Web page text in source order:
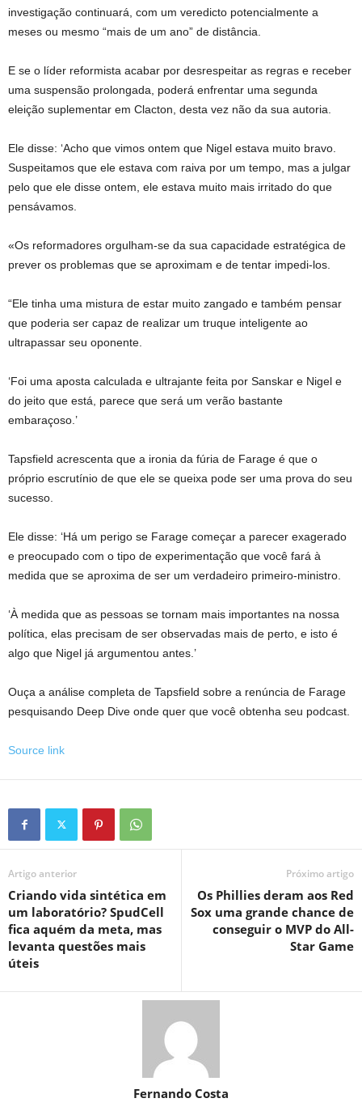
investigação continuará, com um veredicto potencialmente a
meses ou mesmo “mais de um ano” de distância.
E se o líder reformista acabar por desrespeitar as regras e receber
uma suspensão prolongada, poderá enfrentar uma segunda
eleição suplementar em Clacton, desta vez não da sua autoria.
Ele disse: ‘Acho que vimos ontem que Nigel estava muito bravo.
Suspeitamos que ele estava com raiva por um tempo, mas a julgar
pelo que ele disse ontem, ele estava muito mais irritado do que
pensávamos.
«Os reformadores orgulham-se da sua capacidade estratégica de
prever os problemas que se aproximam e de tentar impedi-los.
“Ele tinha uma mistura de estar muito zangado e também pensar
que poderia ser capaz de realizar um truque inteligente ao
ultrapassar seu oponente.
‘Foi uma aposta calculada e ultrajante feita por Sanskar e Nigel e
do jeito que está, parece que será um verão bastante
embaraçoso.’
Tapsfield acrescenta que a ironia da fúria de Farage é que o
próprio escrutínio de que ele se queixa pode ser uma prova do seu
sucesso.
Ele disse: ‘Há um perigo se Farage começar a parecer exagerado
e preocupado com o tipo de experimentação que você fará à
medida que se aproxima de ser um verdadeiro primeiro-ministro.
‘À medida que as pessoas se tornam mais importantes na nossa
política, elas precisam de ser observadas mais de perto, e isto é
algo que Nigel já argumentou antes.’
Ouça a análise completa de Tapsfield sobre a renúncia de Farage
pesquisando Deep Dive onde quer que você obtenha seu podcast.
Source link
Artigo anterior
Criando vida sintética em
um laboratório? SpudCell
fica aquém da meta, mas
levanta questões mais
úteis
Próximo artigo
Os Phillies deram aos Red
Sox uma grande chance de
conseguir o MVP do All-
Star Game
Fernando Costa